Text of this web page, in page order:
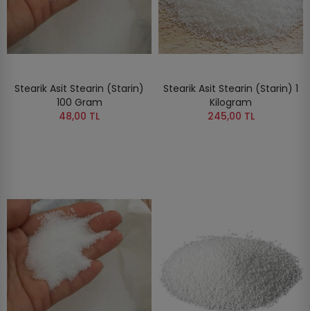
Stearik Asit Stearin (Starin)
100 Gram
48,00 TL
Stearik Asit Stearin (Starin) 1
Kilogram
245,00 TL